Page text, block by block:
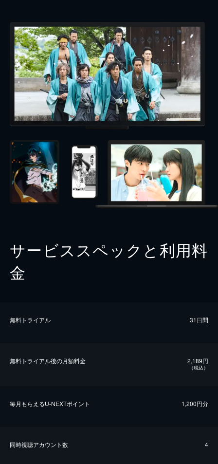
サービススペックと利用料
金
無料トライアル 31日間
無料トライアル後の⽉額料金 2,189円
（税込）
毎⽉もらえるU-NEXTポイント 1,200円分
同時視聴アカウント数 4